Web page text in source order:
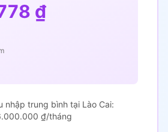
₫
nhập trung bình tại Lào Cai:
₫/tháng